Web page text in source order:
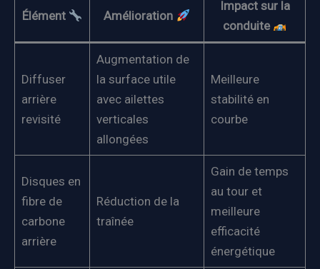
Élément Amélioration
Impact sur la
conduite
Diffuser
arrière
revisité
Augmentation de
la surface utile
avec ailettes
verticales
allongées
Meilleure
stabilité en
courbe
Disques en
fibre de
carbone
arrière
Réduction de la
traînée
Gain de temps
au tour et
meilleure
efficacité
énergétique